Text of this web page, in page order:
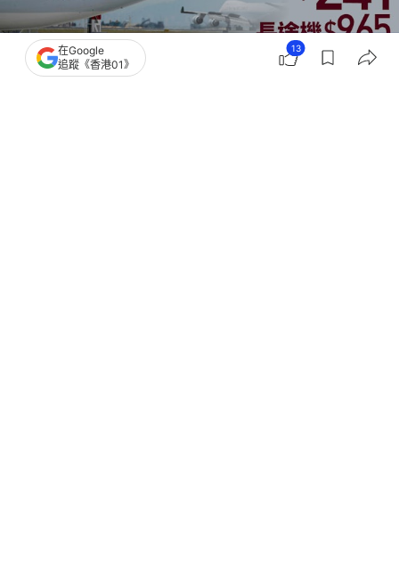
在Google
追蹤《香港01》
13